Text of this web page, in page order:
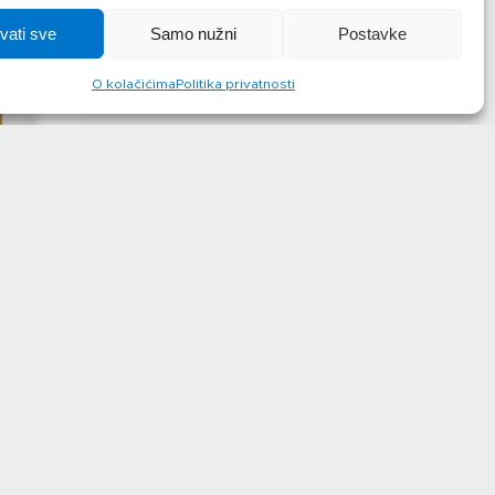
sve Samo nužni Postavke
O kolačićimaPolitika privatnosti